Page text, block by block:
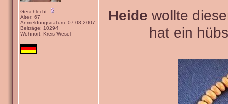
Geschlecht:
Alter: 67
Anmeldungsdatum: 07.08.2007
Beiträge: 10294
Wohnort: Kreis Wesel
Heide wollte
hat ein